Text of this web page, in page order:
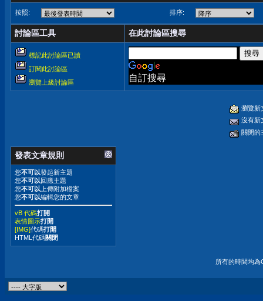
按照: 排序:
討論區工具 在此討論區搜尋
標記此討論區已讀
訂閱此討論區
瀏覽上級討論區
自訂搜尋
瀏覽新
沒有新
關閉的
發表文章規則
您不可以發起新主題
您不可以回應主題
您不可以 上傳附加檔案
您不可以編輯您的文章
vB 代碼打開
表情圖示打開
[IMG]代碼打開
HTML代碼關閉
所有的時間均為